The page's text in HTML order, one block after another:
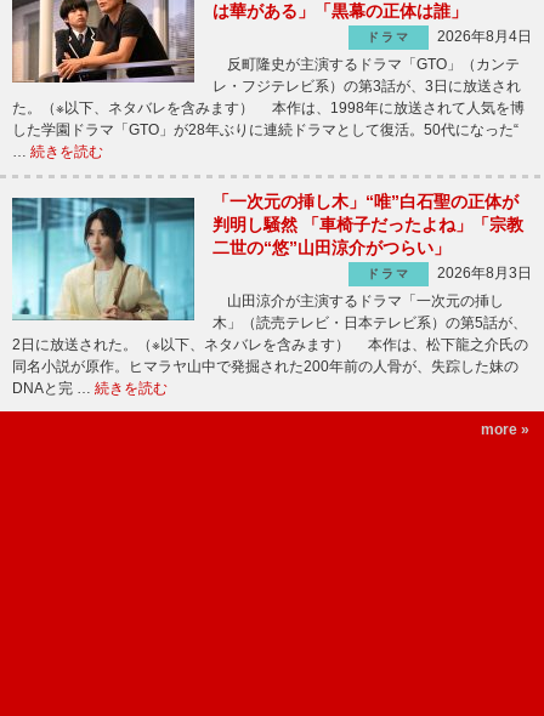
は華がある」「黒幕の正体は誰」
ドラマ
2026年8月4日
反町隆史が主演するドラマ「GTO」（カンテ
レ・フジテレビ系）の第3話が、3日に放送され
た。（※以下、ネタバレを含みます） 本作は、1998年に放送されて人気を博
した学園ドラマ「GTO」が28年ぶりに連続ドラマとして復活。50代になった“
… 続きを読む
「一次元の挿し木」“唯”白石聖の正体が
判明し騒然 「車椅子だったよね」「宗教
二世の“悠”山田涼介がつらい」
ドラマ
2026年8月3日
山田涼介が主演するドラマ「一次元の挿し
木」（読売テレビ・日本テレビ系）の第5話が、
2日に放送された。（※以下、ネタバレを含みます） 本作は、松下龍之介氏の
同名小説が原作。ヒマラヤ山中で発掘された200年前の人骨が、失踪した妹の
DNAと完 … 続きを読む
more »